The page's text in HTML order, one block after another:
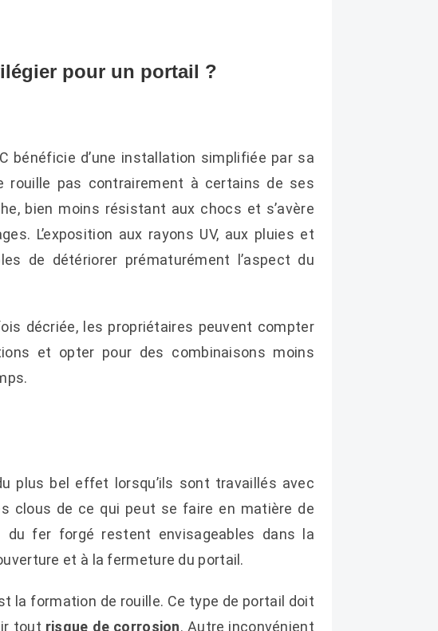
pour un portail ?
bénéficie d’une installation simplifiée par sa
rouille pas contrairement à certains de ses
bien moins résistant aux chocs et s’avère
L’exposition aux rayons UV, aux pluies et
de détériorer prématurément l’aspect du
décriée, les propriétaires peuvent compter
et opter pour des combinaisons moins
plus bel effet lorsqu’ils sont travaillés avec
clous de ce qui peut se faire en matière de
fer forgé restent envisageables dans la
et à la fermeture du portail.
la formation de rouille. Ce type de portail doit
tout risque de corrosion. Autre inconvénient